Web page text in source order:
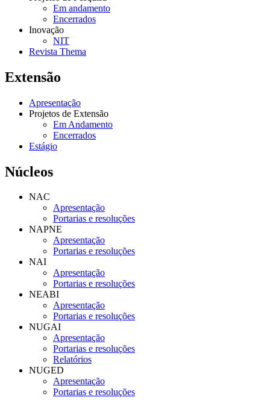
Em andamento
Encerrados
Inovação
NIT
Revista Thema
Extensão
Apresentação
Projetos de Extensão
Em Andamento
Encerrados
Estágio
Núcleos
NAC
Apresentação
Portarias e resoluções
NAPNE
Apresentação
Portarias e resoluções
NAI
Apresentação
Portarias e resoluções
NEABI
Apresentação
Portarias e resoluções
NUGAI
Apresentação
Portarias e resoluções
Relatórios
NUGED
Apresentação
Portarias e resoluções